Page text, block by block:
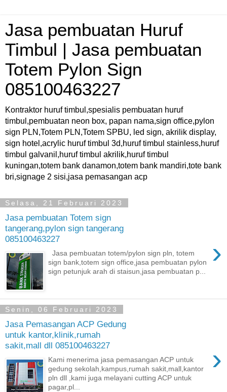
Jasa pembuatan Huruf
Timbul | Jasa pembuatan
Totem Pylon Sign
085100463227
Kontraktor huruf timbul,spesialis pembuatan huruf
timbul,pembuatan neon box, papan nama,sign office,pylon
sign PLN,Totem PLN,Totem SPBU, led sign, akrilik display,
sign hotel,acrylic huruf timbul 3d,huruf timbul stainless,huruf
timbul galvanil,huruf timbul akrilik,huruf timbul
kuningan,totem bank danamon,totem bank mandiri,tote bank
bri,signage 2 sisi,jasa pemasangan acp
Selasa, 21 Februari 2023
Jasa pembuatan Totem sign
tangerang,pylon sign tangerang
085100463227
›
Jasa pembuatan totem/pylon sign pln, totem
sign bank,totem sign office,jasa pembuatan pylon
sign petunjuk arah di staisun,jasa pembuatan p...
Senin, 06 Februari 2023
Jasa Pemasangan ACP Gedung
untuk kantor,klinik,rumah
sakit,mall dll 085100463227
›
Kami menerima jasa pemasangan ACP untuk
gedung sekolah,kampus,rumah sakit,mall,kantor
pln dll ,kami juga melayani cutting ACP untuk
pagar,pl...